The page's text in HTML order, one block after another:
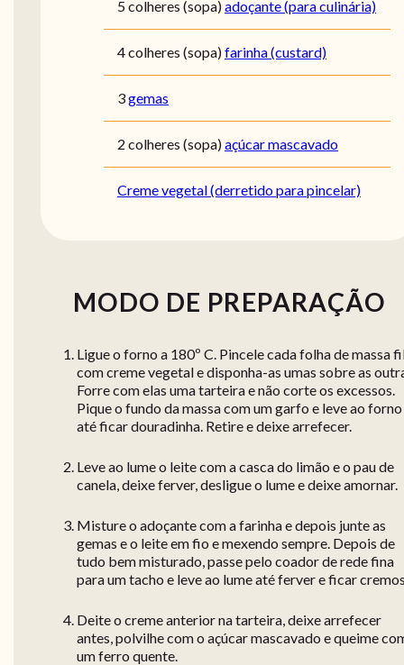
5 colheres (sopa)adoçante (para culinária)
4 colheres (sopa)farinha (custard)
3gemas
2 colheres (sopa)açúcar mascavado
Creme vegetal (derretido para pincelar)
MODO DE PREPARAÇÃO
Ligue o forno a 180º C. Pincele cada folha de massa
com creme vegetal e disponha-as umas sobre as
Forre com elas uma tarteira e não corte os excessos.
Pique o fundo da massa com um garfo e leve ao forno
até ficar douradinha. Retire e deixe arrefecer.
Leve ao lume o leite com a casca do limão e o pau de
canela, deixe ferver, desligue o lume e deixe amornar.
Misture o adoçante com a farinha e depois junte as
gemas e o leite em fio e mexendo sempre. Depois de
tudo bem misturado, passe pelo coador de rede fina
para um tacho e leve ao lume até ferver e ficar
Deite o creme anterior na tarteira, deixe arrefecer
antes, polvilhe com o açúcar mascavado e queime
um ferro quente.